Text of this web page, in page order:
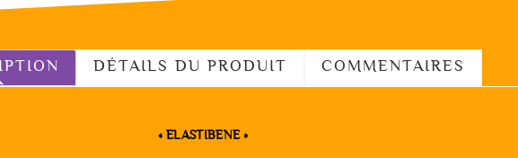
DÉTAILS DU PRODUIT COMMENTAIRES
«ELASTIBENE»